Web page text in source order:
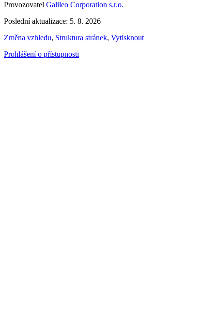
Provozovatel Galileo Corporation s.r.o.
Poslední aktualizace: 5. 8. 2026
Změna vzhledu, Struktura stránek, Vytisknout
Prohlášení o přístupnosti